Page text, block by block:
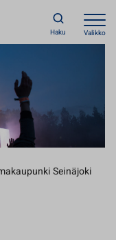
Haku Valikko
Seinäjoki